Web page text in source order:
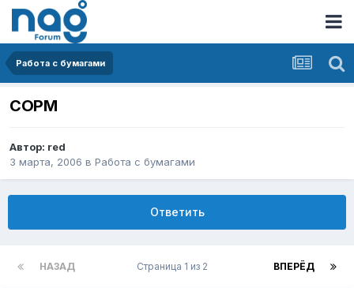
Работа с бумагами
СОРМ
Автор: red
3 марта, 2006 в Работа с бумагами
Ответить
НАЗАД ВПЕРЁД
Страница 1 из 2